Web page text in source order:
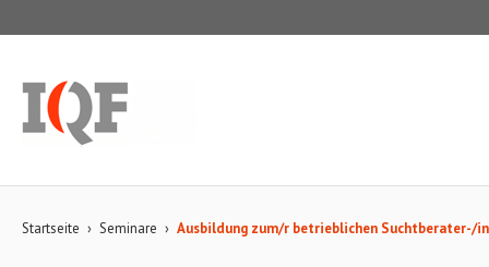
Startseite › Seminare › Ausbildung zum/r betrieblichen Suchtberater-/in